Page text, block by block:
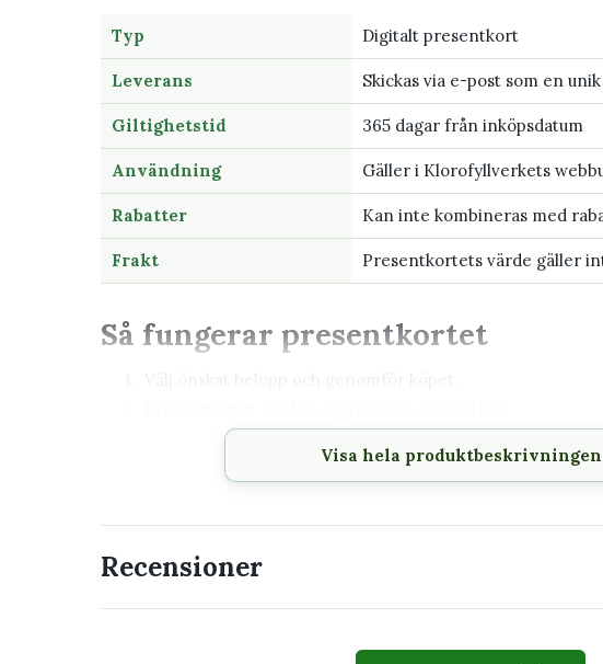
Typ Digitalt presentkort
Leverans Skickas via e-post som en
Giltighetstid 365 dagar från inköpsdatum
Användning Gäller i Klorofyllverkets
Rabatter Kan inte kombineras med
Frakt Presentkortets värde gäller
Så fungerar presentkortet
Mottagaren skriver in koden i kassan när det är dags att
Presentkortet måste användas inom 365 dagar från
skriven. Kontrollera även skräpposten om mejlet inte syns i
När mottagaren ska få välja själv
Visa hela produktbeskrivningen
Recensioner